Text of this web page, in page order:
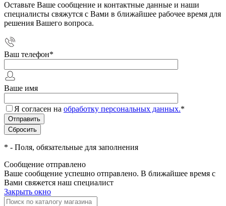
Оставьте Ваше сообщение и контактные данные и наши
специалисты свяжутся с Вами в ближайшее рабочее время для
решения Вашего вопроса.
Ваш телефон*
Ваше имя
Я согласен на обработку персональных данных.*
* - Поля, обязательные для заполнения
Сообщение отправлено
Ваше сообщение успешно отправлено. В ближайшее время с
Вами свяжется наш специалист
Закрыть окно